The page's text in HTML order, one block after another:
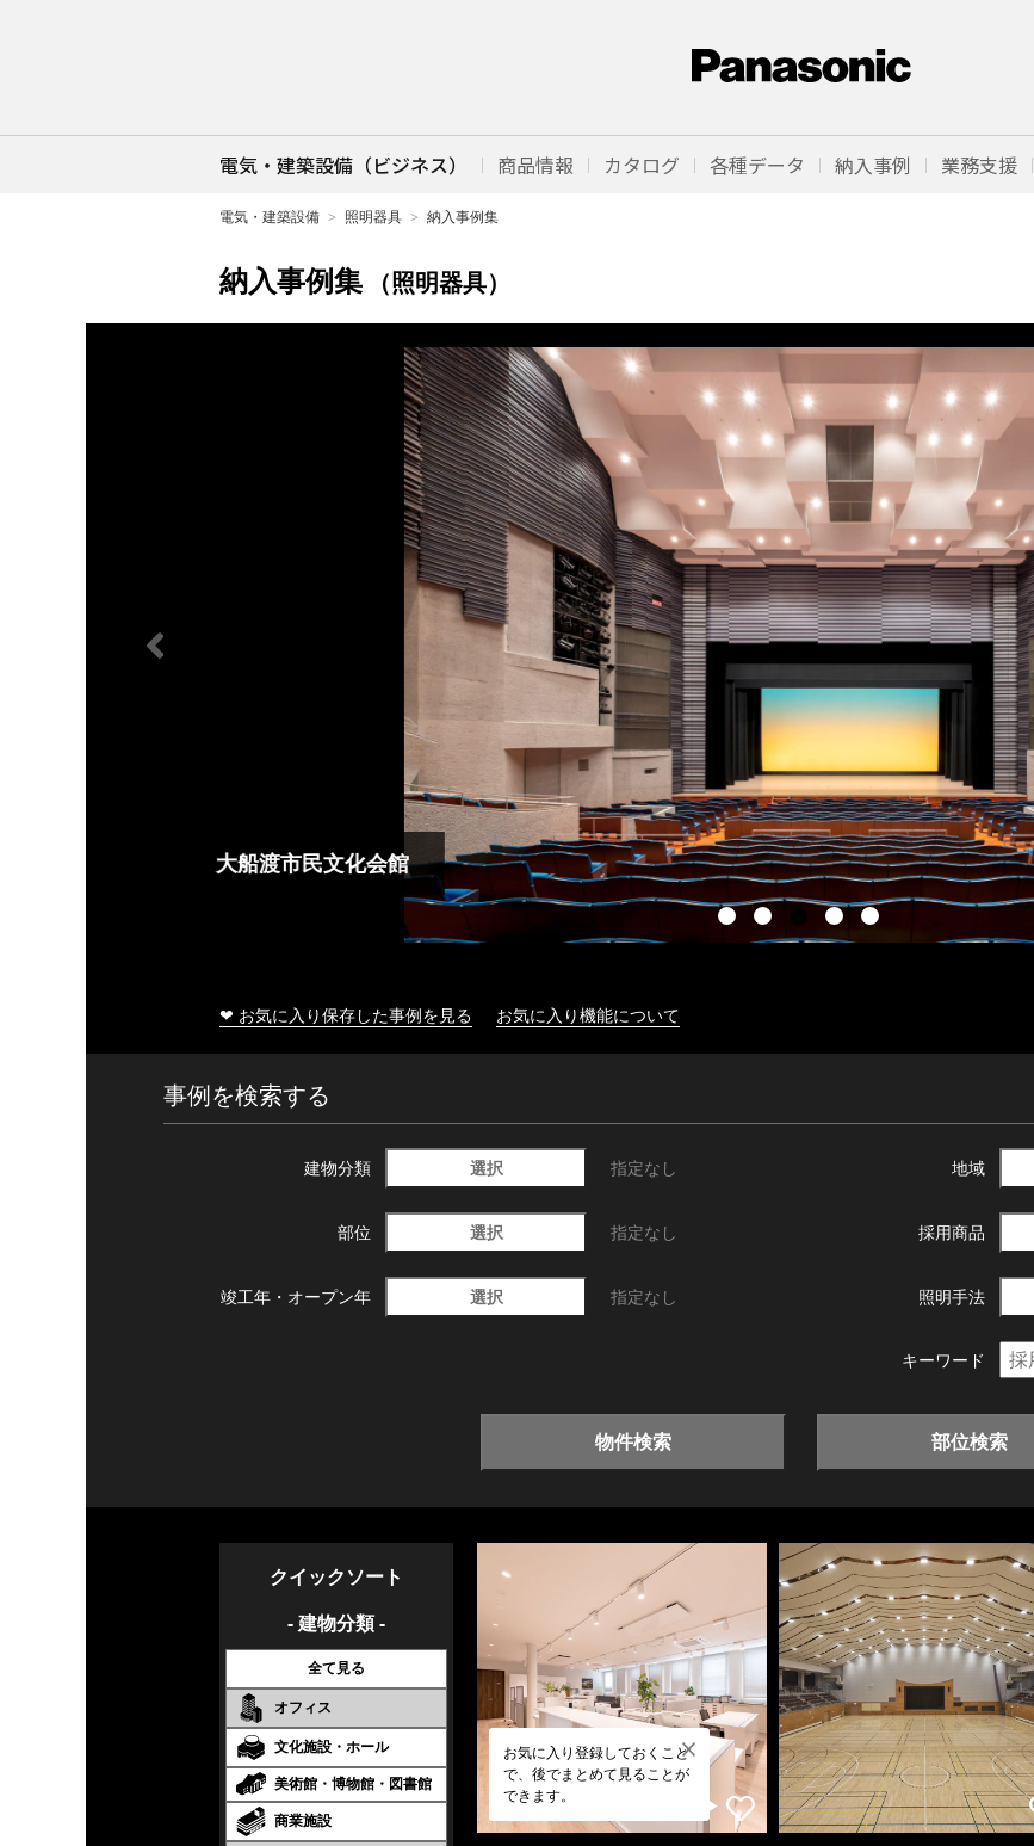
電気・建築設備（ビジネス） 商品情報 カタログ 各種データ 納入事例 業務支援
電気・建築設備 照明器具 納入事例集
納入事例集 （照明器具）
大船渡市民文化会館
❤ お気に入り保存した事例を見る お気に入り機能について
事例を検索する
建物分類 選択 指定なし 地域
部位 選択 指定なし 採用商品
竣工年・ オープン年 選択 指定なし 照明手法
キーワード
物件検索 部位検索
クイックソート
- 建物分類 -
全て見る
オフィス
文化施設・ホール
美術館・博物館・図書館
商業施設
お気に入り登録しておくこと
で、後でまとめて見ることが
できます。